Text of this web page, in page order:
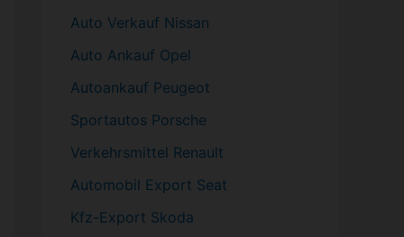
Auto Verkauf Nissan
Auto Ankauf Opel
Autoankauf Peugeot
Sportautos Porsche
Verkehrsmittel Renault
Automobil Export Seat
Kfz-Export Skoda